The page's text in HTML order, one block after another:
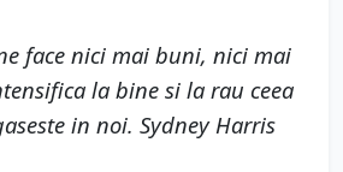
face nici mai buni, nici mai
la bine si la rau ceea
in noi. Sydney Harris